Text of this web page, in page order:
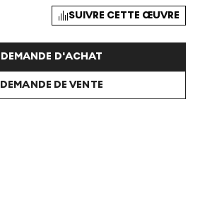
SUIVRE CETTE ŒUVRE
DEMANDE D'ACHAT
DEMANDE DE VENTE